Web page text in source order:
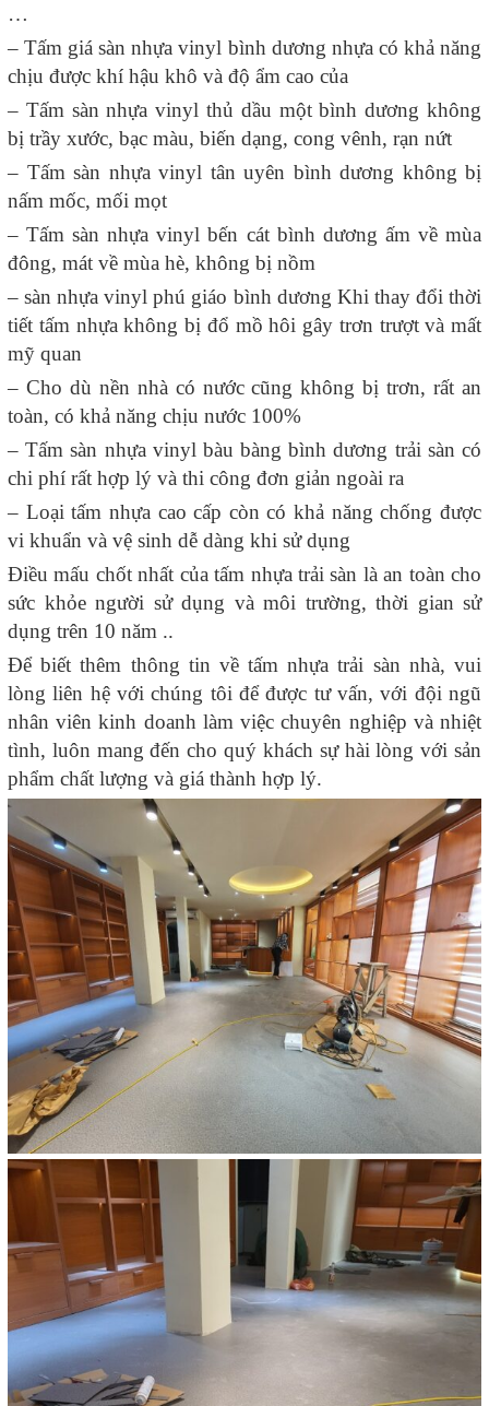
…
– Tấm giá sàn nhựa vinyl bình dương nhựa có khả năng
chịu được khí hậu khô và độ ẩm cao của
– Tấm sàn nhựa vinyl thủ dầu một bình dương không
bị trầy xước, bạc màu, biến dạng, cong vênh, rạn nứt
– Tấm sàn nhựa vinyl tân uyên bình dương không bị
nấm mốc, mối mọt
– Tấm sàn nhựa vinyl bến cát bình dương ấm về mùa
đông, mát về mùa hè, không bị nồm
– sàn nhựa vinyl phú giáo bình dương Khi thay đổi thời
tiết tấm nhựa không bị đổ mồ hôi gây trơn trượt và mất
mỹ quan
– Cho dù nền nhà có nước cũng không bị trơn, rất an
toàn, có khả năng chịu nước 100%
– Tấm sàn nhựa vinyl bàu bàng bình dương trải sàn có
chi phí rất hợp lý và thi công đơn giản ngoài ra
– Loại tấm nhựa cao cấp còn có khả năng chống được
vi khuẩn và vệ sinh dễ dàng khi sử dụng
Điều mấu chốt nhất của tấm nhựa trải sàn là an toàn cho
sức khỏe người sử dụng và môi trường, thời gian sử
dụng trên 10 năm ..
Để biết thêm thông tin về tấm nhựa trải sàn nhà, vui
lòng liên hệ với chúng tôi để được tư vấn, với đội ngũ
nhân viên kinh doanh làm việc chuyên nghiệp và nhiệt
tình, luôn mang đến cho quý khách sự hài lòng với sản
phẩm chất lượng và giá thành hợp lý.